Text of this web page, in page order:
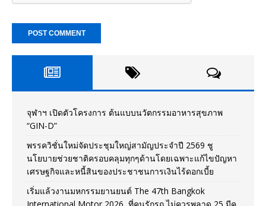
จุฬาฯ เปิดตัวโครงการ ต้นแบบนวัตกรรมอาหารสุขภาพ
“GIN-D”
พรรควิชั่นใหม่จัดประชุมใหญ่สามัญประจำปี 2569 ชู
นโยบายช่วยชาติครอบคลุมทุกๆด้านโดยเฉพาะแก้ไขปัญหา
เศรษฐกิจและหนี้สินของประชาชนการเงินไร้ดอกเบี้ย
เริ่มแล้วงานมหกรรมยานยนต์ The 47th Bangkok